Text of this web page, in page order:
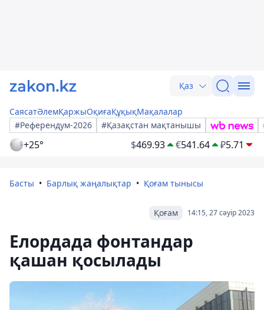
Қаз
СаясатӘлемҚаржыОқиғаҚұқықМақалалар
#Референдум-2026
#Қазақстан мақтанышы
+25° $469.93 €541.64 ₽5.71
Басты Барлық жаңалықтар Қоғам тынысы
14:15, 27 сәуір 2023
Қоғам
Елордада фонтандар
қашан қосылады